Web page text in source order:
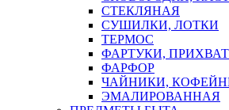
СТЕКЛЯНАЯ
СУШИЛКИ, ЛОТКИ
ТЕРМОС
ФАРТУКИ,
ФАРФОР
ЧАЙНИКИ,
ЭМАЛИРОВАННАЯ